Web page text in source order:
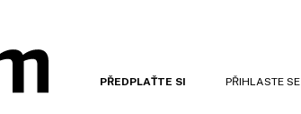
PŘEDPLAŤTE SI PŘIHLASTE SE